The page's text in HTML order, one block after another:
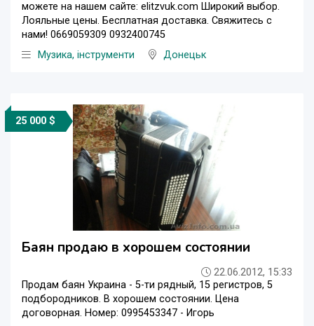
можете на нашем сайте: elitzvuk.com Широкий выбор.
Лояльные цены. Бесплатная доставка. Свяжитесь с
нами! 0669059309 0932400745
Музика, інструменти
Донецьк
25 000 $
Баян продаю в хорошем состоянии
22.06.2012, 15:33
Продам баян Украина - 5-ти рядный, 15 регистров, 5
подбородников. В хорошем состоянии. Цена
договорная. Номер: 0995453347 - Игорь